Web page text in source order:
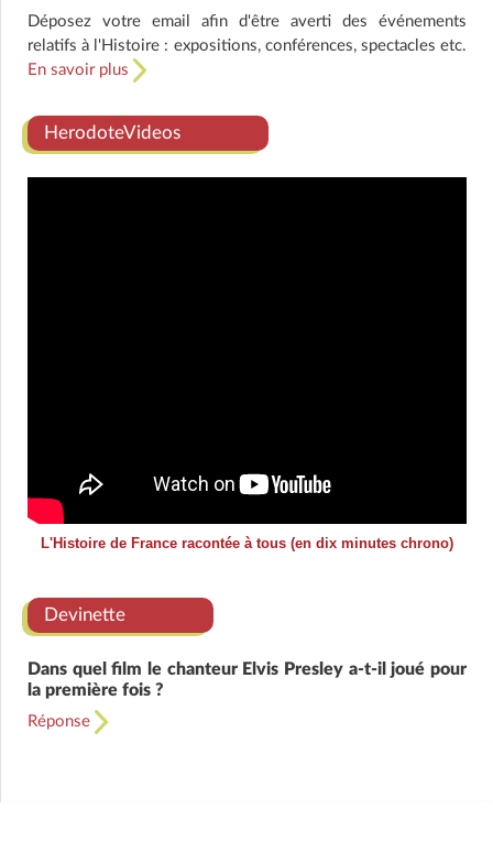
Déposez votre email afin d'être averti des événements
relatifs à l'Histoire : expositions, conférences, spectacles etc.
En savoir plus
HerodoteVideos
L'Histoire de France racontée à tous (en dix minutes chrono)
Devinette
Dans quel film le chanteur Elvis Presley a-t-il joué pour
la première fois ?
Réponse